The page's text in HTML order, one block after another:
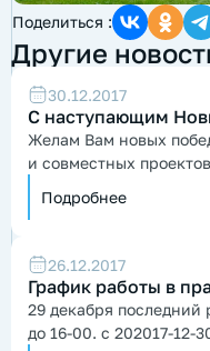
Поделиться :
Другие
30.12.2017
С наступающим
Желам Вам новых
и совместных
Подробнее
26.12.2017
График работы в
29 декабря последний
до 16-00. с 202017-12-